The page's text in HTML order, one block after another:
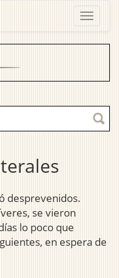
desprevenidos.
se vieron
lo poco que
en espera de